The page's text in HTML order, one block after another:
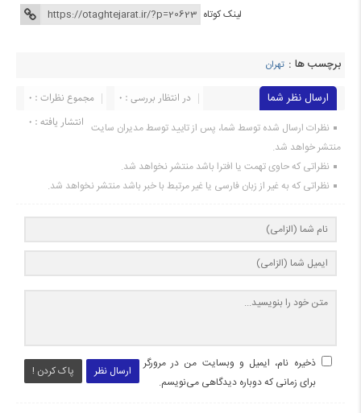
لینک کوتاه
برچسب ها : تهران
ارسال نظر شما مجموع نظرات : 0
در انتظار بررسی : 0
انتشار یافته : 0 نظرات ارسال شده توسط شما، پس از تایید توسط مدیران سایت
منتشر خواهد شد.
نظراتی که حاوی تهمت یا افترا باشد منتشر نخواهد شد.
نظراتی که به غیر از زبان فارسی یا غیر مرتبط با خبر باشد منتشر نخواهد شد.
ارسال نظر پاک کردن !
ذخیره نام، ایمیل و وبسایت من در مرورگر
برای زمانی که دوباره دیدگاهی می‌نویسم.